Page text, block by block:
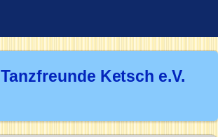
Tanzfreunde Ketsch e.V.